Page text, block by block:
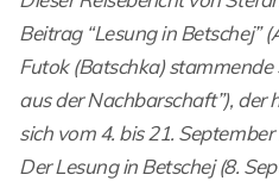
Beitrag “Lesung in Betschej”
Futok (Batschka) stammende
aus der Nachbarschaft”), der
sich vom 4. bis 21.
Der Lesung in Betschej (8.